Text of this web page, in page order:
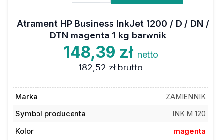
Atrament HP Business InkJet 1200 / D / DN /
DTN magenta 1 kg barwnik
148,39 zł netto
182,52 zł brutto
Marka
ZAMIENNIK
Symbol producenta
INK M 120
Kolor
magenta